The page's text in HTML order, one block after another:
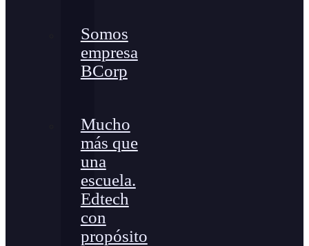
Somos
empresa
BCorp
Mucho
más que
una
escuela.
Edtech
con
propósito